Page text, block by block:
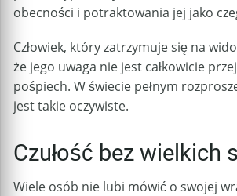
obecności i potraktowania jej jako
Człowiek, który zatrzymuje się na
że jego uwaga nie jest całkowicie
pośpiech. W świecie pełnym
jest takie oczywiste.
Czułość bez wielkich
Wiele osób nie lubi mówić o swojej